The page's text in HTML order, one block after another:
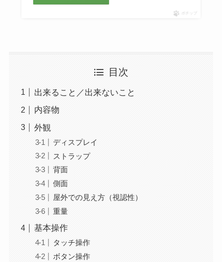
ポチップ
目次
出来ること／出来ないこと
内容物
外観
ディスプレイ
ストラップ
背面
側面
屋外での見え方（視認性）
重量
基本操作
タッチ操作
ボタン操作